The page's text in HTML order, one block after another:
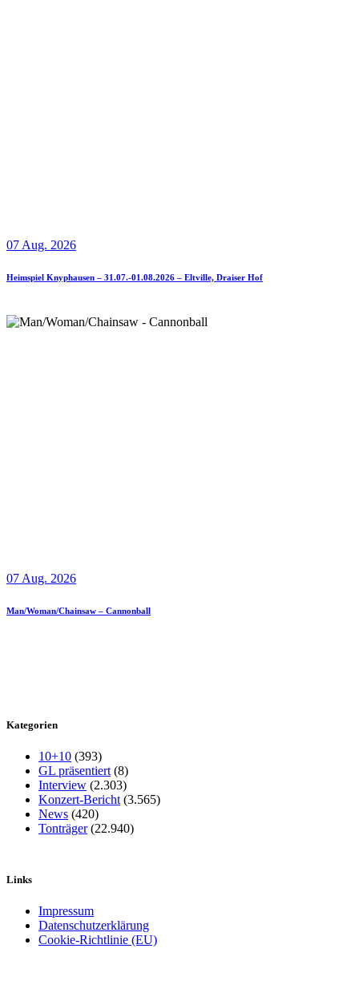
07 Aug. 2026
Heimspiel Knyphausen – 31.07.-01.08.2026 – Eltville, Draiser Hof
07 Aug. 2026
Man/Woman/Chainsaw – Cannonball
Kategorien
10+10 (393)
GL präsentiert (8)
Interview (2.303)
Konzert-Bericht (3.565)
News (420)
Tonträger(22.940)
Links
Impressum
Datenschutzerklärung
Cookie-Richtlinie (EU)